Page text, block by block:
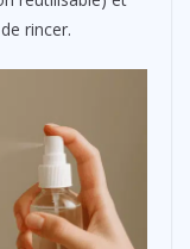
rincer.